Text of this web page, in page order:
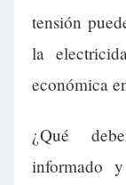
tensión
la
económica
¿Qué
informado